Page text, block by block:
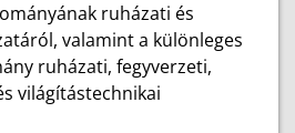
ruházati és
valamint a különleges
ruházati, fegyverzeti,
világítástechnikai